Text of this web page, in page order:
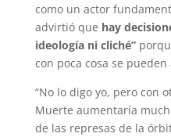
como un actor
advirtió que hay
ideología ni cliché”
con poca cosa se
“No lo digo yo, pero con
Muerte aumentaría
de las represas de la